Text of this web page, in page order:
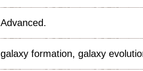
Advanced.
galaxy formation, galaxy